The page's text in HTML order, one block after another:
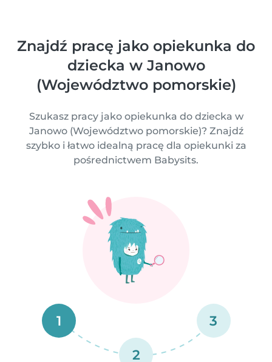
Znajdź pracę jako opiekunka do
dziecka w Janowo
(Województwo pomorskie)
Szukasz pracy jako opiekunka do dziecka w
Janowo (Województwo pomorskie)? Znajdź
szybko i łatwo idealną pracę dla opiekunki za
pośrednictwem Babysits.
1
2
3